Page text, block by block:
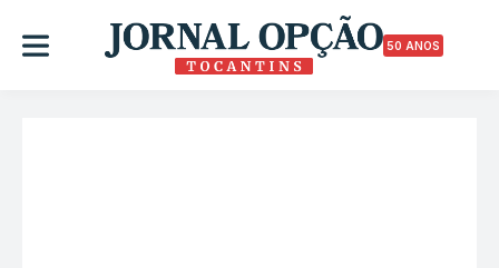
50 ANOS